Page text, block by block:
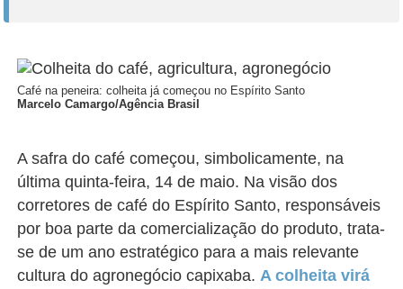
Café na peneira: colheita já começou no Espírito Santo
Marcelo Camargo/Agência Brasil
A safra do café começou, simbolicamente, na
última quinta-feira, 14 de maio. Na visão dos
corretores de café do Espírito Santo, responsáveis
por boa parte da comercialização do produto, trata-
se de um ano estratégico para a mais relevante
cultura do agronegócio capixaba.A colheita virá